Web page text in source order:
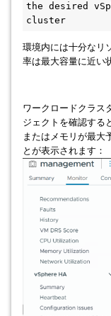
the desired
cluster
環境内には十分なリ
率は最大容量に近い
ワークロードクラ
ジェクトを確認する
またはメモリが最大
とが表示されます：